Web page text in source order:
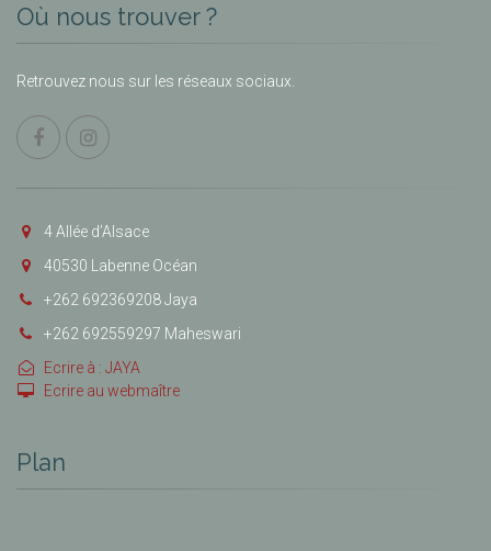
Où nous trouver ?
Retrouvez nous sur les réseaux sociaux.
4 Allée d’Alsace
40530 Labenne Océan
+262 692369208 Jaya
+262 692559297 Maheswari
Ecrire à : JAYA
Ecrire au webmaître
Plan